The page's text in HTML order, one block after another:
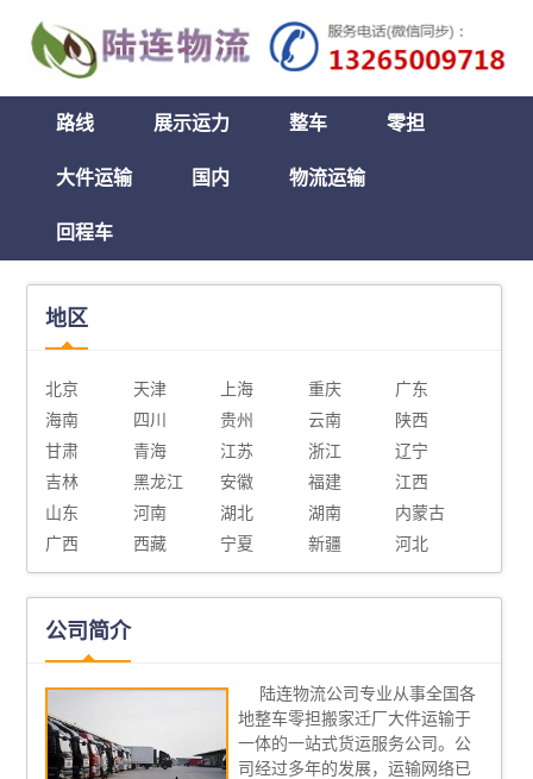
路线 展示运力 整车 零担
大件运输 国内 物流运输
回程车
地区
北京 天津 上海 重庆
广东
海南
四川 贵州 云南
陕西
甘肃
青海 江苏 浙江
辽宁
吉林
黑龙江 安徽 福建
江西
山东
河南 湖北 湖南
内蒙古
广西
西藏 宁夏 新疆 河北
公司简介
陆连物流公司专业从事全国各
地整车零担搬家迁厂大件运输于
一体的一站式货运服务公司。公
司经过多年的发展，运输网络已